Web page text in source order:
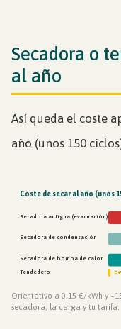
Secadora o
al año
Así queda el coste
año (unos 150
Coste de secar al año (unos
Secadora antigua (evacuación)
Secadora de condensación
Secadora de bomba de calor
Tendedero
0
Orientativo a 0,15 €/kWh y
secadora, la carga y tu tarifa.